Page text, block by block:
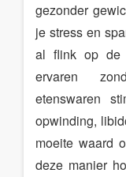
gezonder
je stress en
al flink op de
ervaren
etenswaren
opwinding,
moeite waard
deze manier